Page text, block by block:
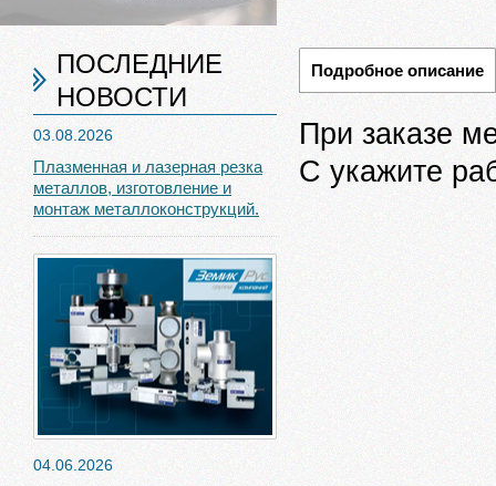
ПОСЛЕДНИЕ
НОВОСТИ
03.08.2026
Плазменная и лазерная резка
металлов, изготовление и
монтаж металлоконструкций.
04.06.2026
Подробное описание
При заказе
С укажите